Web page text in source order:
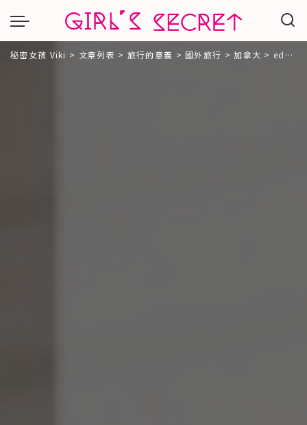
秘密女孩 Viki > 文章列表 > 旅行的意義 > 國外旅行 >加拿大 > edm留遊學代辦｜專業一對一留遊學諮詢。客製化我的溫哥華遊學夢